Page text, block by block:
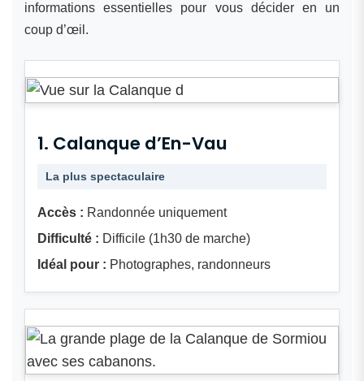
informations essentielles pour vous décider en un
coup d’œil.
1. Calanque d’En-Vau
La plus spectaculaire
Accès : Randonnée uniquement
Difficulté : Difficile (1h30 de marche)
Idéal pour : Photographes, randonneurs